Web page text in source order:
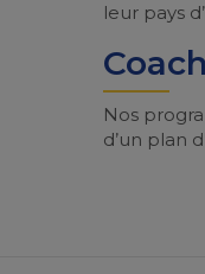
leur pays
Nos
d’un plan